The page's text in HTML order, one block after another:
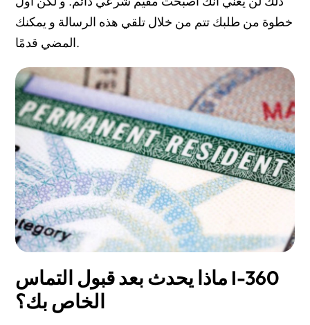
خطوة من طلبك تتم من خلال تلقي هذه الرسالة و يمكنك
المضي قدمًا.
ماذا يحدث بعد قبول التماس I-360
الخاص بك؟